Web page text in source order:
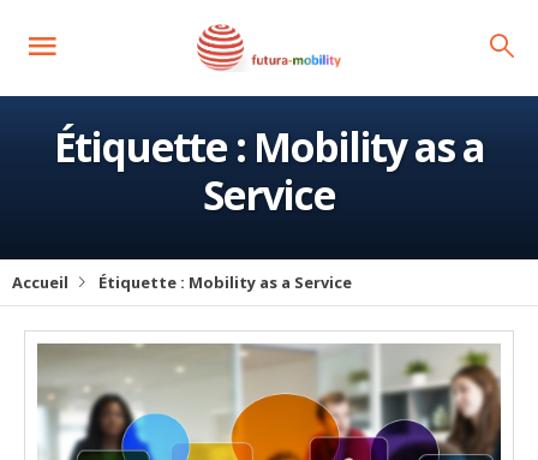
Étiquette :Mobility as a
Service
Accueil Étiquette : Mobility as a Service